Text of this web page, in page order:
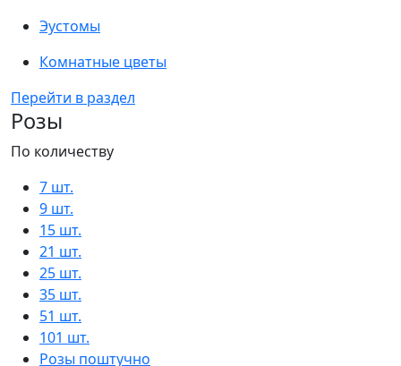
Эустомы
Комнатные цветы
Перейти в раздел
Розы
По количеству
7 шт.
9 шт.
15 шт.
21 шт.
25 шт.
35 шт.
51 шт.
101 шт.
Розы поштучно